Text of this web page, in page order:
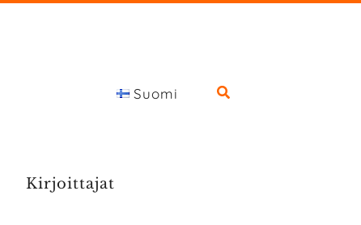
Suomi
Kirjoittajat